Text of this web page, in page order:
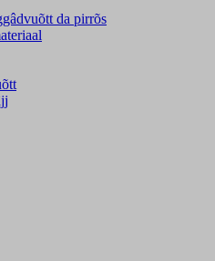
da pirrõs